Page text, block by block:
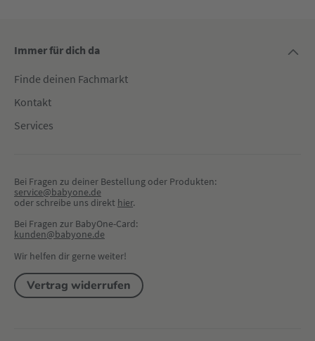
Immer für dich da
Finde deinen Fachmarkt
Kontakt
Services
Bei Fragen zu deiner Bestellung oder Produkten:
service@babyone.de
oder schreibe uns direkt hier.
Bei Fragen zur BabyOne-Card:
kunden@babyone.de
Wir helfen dir gerne weiter!
Vertrag widerrufen